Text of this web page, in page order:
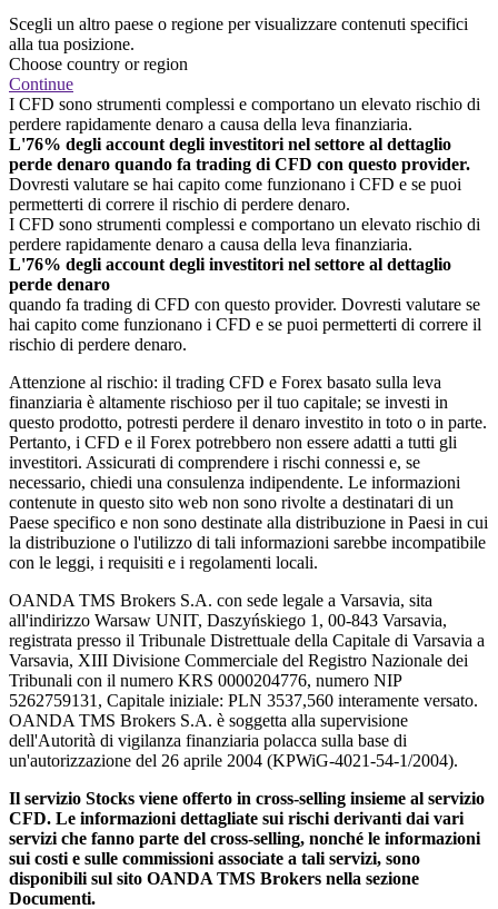
Scegli un altro paese o regione per visualizzare contenuti specifici
alla tua posizione.
Choose country or region
Continue
I CFD sono strumenti complessi e comportano un elevato rischio di
perdere rapidamente denaro a causa della leva finanziaria.
L'76% degli account degli investitori nel settore al dettaglio
perde denaro quando fa trading di CFD con questo provider.
Dovresti valutare se hai capito come funzionano i CFD e se puoi
permetterti di correre il rischio di perdere denaro.
I CFD sono strumenti complessi e comportano un elevato rischio di
perdere rapidamente denaro a causa della leva finanziaria.
L'76% degli account degli investitori nel settore al dettaglio
perde denaro
quando fa trading di CFD con questo provider. Dovresti valutare se
hai capito come funzionano i CFD e se puoi permetterti di correre il
rischio di perdere denaro.
Attenzione al rischio: il trading CFD e Forex basato sulla leva
finanziaria è altamente rischioso per il tuo capitale; se investi in
questo prodotto, potresti perdere il denaro investito in toto o in parte.
Pertanto, i CFD e il Forex potrebbero non essere adatti a tutti gli
investitori. Assicurati di comprendere i rischi connessi e, se
necessario, chiedi una consulenza indipendente. Le informazioni
contenute in questo sito web non sono rivolte a destinatari di un
Paese specifico e non sono destinate alla distribuzione in Paesi in cui
la distribuzione o l'utilizzo di tali informazioni sarebbe incompatibile
con le leggi, i requisiti e i regolamenti locali.
OANDA TMS Brokers S.A. con sede legale a Varsavia, sita
all'indirizzo Warsaw UNIT, Daszyńskiego 1, 00-843 Varsavia,
registrata presso il Tribunale Distrettuale della Capitale di Varsavia a
Varsavia, XIII Divisione Commerciale del Registro Nazionale dei
Tribunali con il numero KRS 0000204776, numero NIP
5262759131, Capitale iniziale: PLN 3537,560 interamente versato.
OANDA TMS Brokers S.A. è soggetta alla supervisione
dell'Autorità di vigilanza finanziaria polacca sulla base di
un'autorizzazione del 26 aprile 2004 (KPWiG-4021-54-1/2004).
Il servizio Stocks viene offerto in cross-selling insieme al servizio
CFD. Le informazioni dettagliate sui rischi derivanti dai vari
servizi che fanno parte del cross-selling, nonché le informazioni
sui costi e sulle commissioni associate a tali servizi, sono
disponibili sul sito OANDA TMS Brokers nella sezione
Documenti.